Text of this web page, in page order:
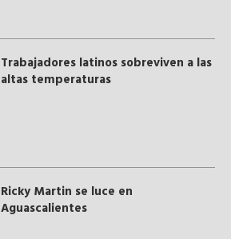
Trabajadores latinos sobreviven a las
altas temperaturas
Ricky Martin se luce en
Aguascalientes